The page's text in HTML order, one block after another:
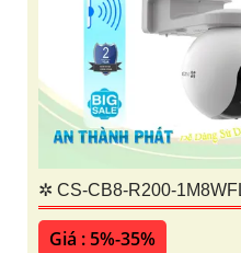
✲ CS-CB8-R200-
Giá : 5%-35%